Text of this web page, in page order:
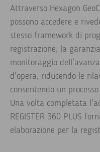
Attraverso Hexagon
possono accedere e
stesso framework di
registrazione, la
monitoraggio
d'opera, riducendo le
consentendo un
Una volta completata
REGISTER 360 PLUS
elaborazione per la